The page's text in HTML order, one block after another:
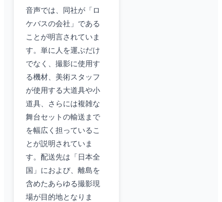
音声では、同社が「ロ
ケバスの会社」である
ことが明言されていま
す。単に人を運ぶだけ
でなく、撮影に使用す
る機材、美術スタッフ
が使用する大道具や小
道具、さらには複雑な
舞台セットの輸送まで
を幅広く担っているこ
とが説明されていま
す。配送先は「日本全
国」におよび、離島を
含めたあらゆる撮影現
場が目的地となりま